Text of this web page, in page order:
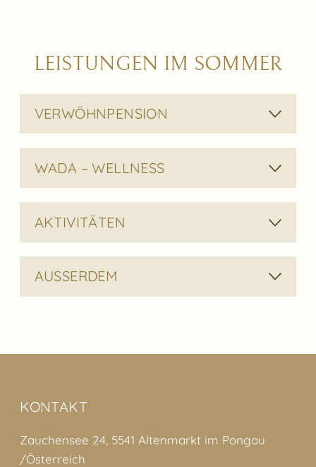
LEISTUNGEN IM SOMMER
VERWÖHNPENSION
WADA – WELLNESS
AKTIVITÄTEN
AUSSERDEM
KONTAKT
Zauchensee 24, 5541 Altenmarkt im Pongau
/Österreich